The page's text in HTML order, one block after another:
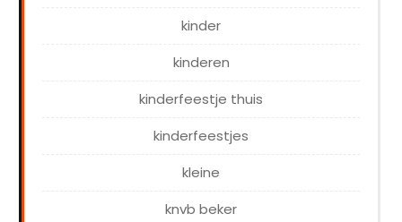
kinder
kinderen
kinderfeestje thuis
kinderfeestjes
kleine
knvb beker